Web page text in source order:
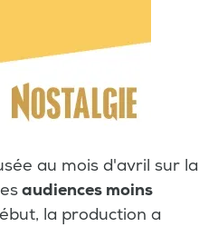
au mois d'avril sur la
audiences moins
la production a